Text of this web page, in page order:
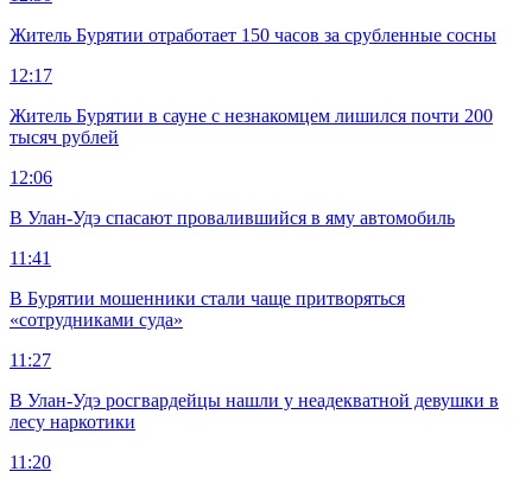
Житель Бурятии отработает 150 часов за срубленные сосны
12:17
Житель Бурятии в сауне с незнакомцем лишился почти 200
тысяч рублей
12:06
В Улан-Удэ спасают провалившийся в яму автомобиль
11:41
В Бурятии мошенники стали чаще притворяться
«сотрудниками суда»
11:27
В Улан-Удэ росгвардейцы нашли у неадекватной девушки в
лесу наркотики
11:20